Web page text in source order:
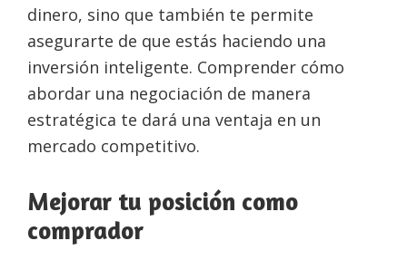
dinero, sino que también te permite
asegurarte de que estás haciendo una
inversión inteligente. Comprender cómo
abordar una negociación de manera
estratégica te dará una ventaja en un
mercado competitivo.
Mejorar tu posición como
comprador